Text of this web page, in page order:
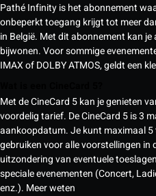
Pathé Infinity is het abonnement
onbeperkt toegang krijgt tot meer
in België. Met dit abonnement kan
bijwonen. Voor sommige
IMAX of DOLBY ATMOS, geldt een
Met de CineCard 5 kan je genieten
voordelig tarief. De CineCard 5 is 3
aankoopdatum. Je kunt maximaal
gebruiken voor alle voorstellingen in
uitzondering van eventuele
speciale evenementen (Concert,
enz.). Meer weten